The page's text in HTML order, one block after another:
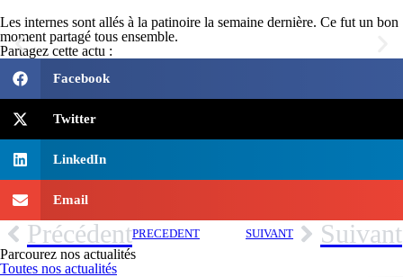
Les internes sont allés à la patinoire la semaine dernière. Ce fut un bon
moment partagé tous ensemble.
Partagez cette actu :
Facebook
Twitter
LinkedIn
Email
PrécédentPRÉCÉDENT SUIVANT Suivant
Parcourez nos actualités
Toutes nos actualités